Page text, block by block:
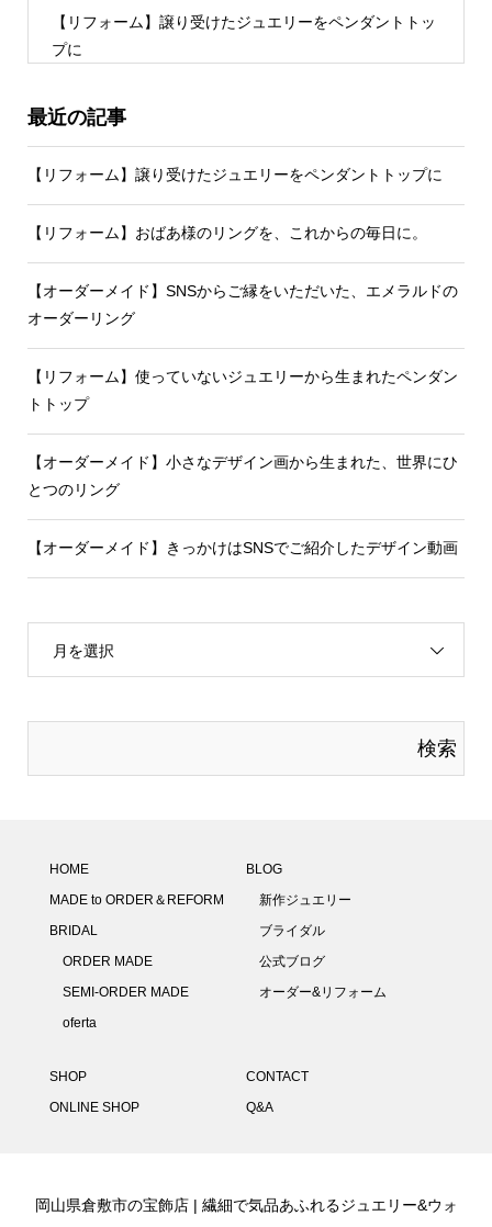
【リフォーム】譲り受けたジュエリーをペンダントトッ
プに
最近の記事
【リフォーム】譲り受けたジュエリーをペンダントトップに
【リフォーム】おばあ様のリングを、これからの毎日に。
【オーダーメイド】SNSからご縁をいただいた、エメラルドの
オーダーリング
【リフォーム】使っていないジュエリーから生まれたペンダン
トトップ
【オーダーメイド】小さなデザイン画から生まれた、世界にひ
とつのリング
【オーダーメイド】きっかけはSNSでご紹介したデザイン動画
月を選択
HOME
MADE to ORDER＆REFORM
BRIDAL
ORDER MADE
SEMI-ORDER MADE
oferta
BLOG
新作ジュエリー
ブライダル
公式ブログ
オーダー&リフォーム
SHOP
ONLINE SHOP
CONTACT
Q&A
岡山県倉敷市の宝飾店 | 繊細で気品あふれるジュエリー&ウォ